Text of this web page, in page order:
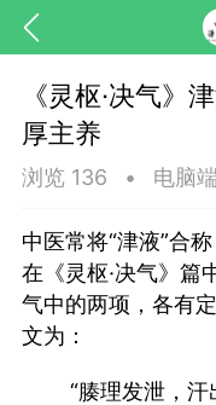
，华夏中医人：家门
节气气象
《灵枢·决气》
厚主养
浏览 136 • 电脑端
中医常将“津液”合
在《灵枢·决气》篇
气中的两项，各有
文为：
“腠理发泄，